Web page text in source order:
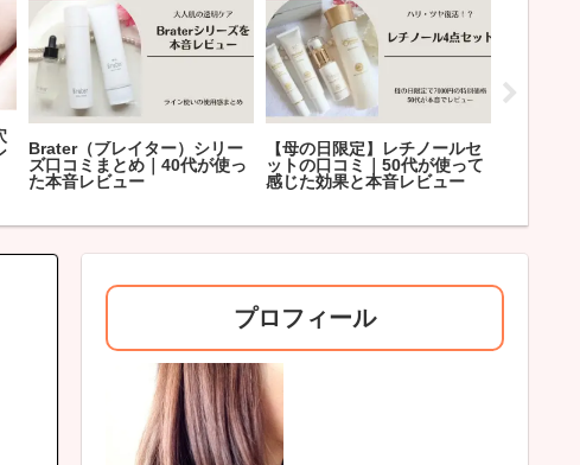
2021年上半期ベストコスメ/
アラフィフ主婦が選ぶ美容品
おすすめ10選
オールインワンジェルの失敗
しない使い方と目的別おすす
め20選
プロフィール